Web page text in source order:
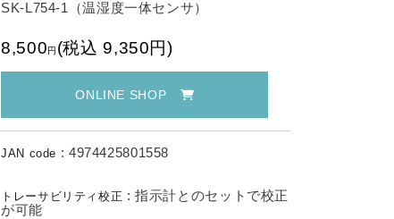
SK-L754-1（温湿度一体センサ）
8,500円 (税込 9,350円)
ONLINE SHOP
JAN code : 4974425801558
トレーサビリティ校正 :指示計とのセットで校正
が可能